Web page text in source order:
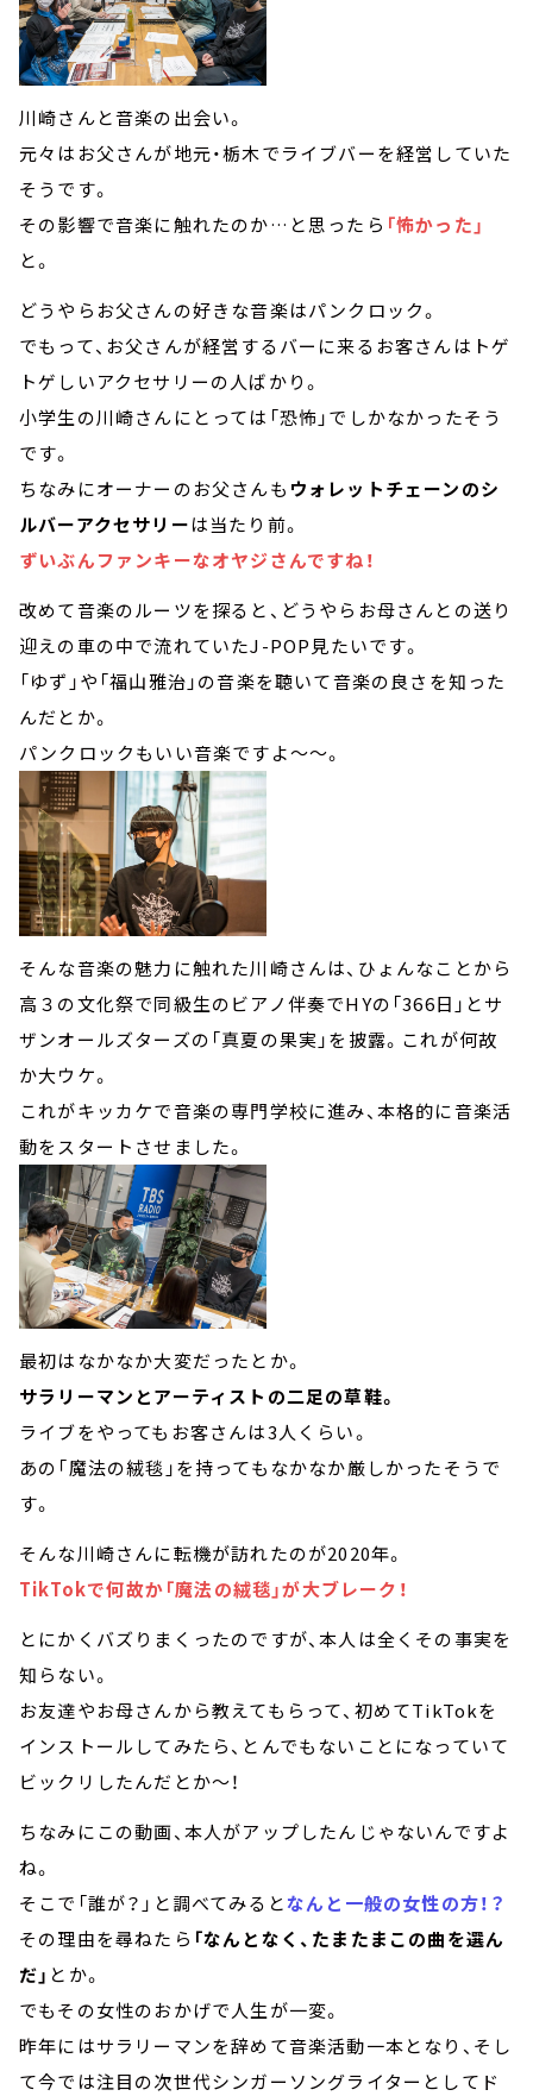
川崎さんと音楽の出会い。
元々はお父さんが地元・栃木でライブバーを経営していた
そうです。
その影響で音楽に触れたのか…と思ったら 「怖かった」
と。
どうやらお父さんの好きな音楽はパンクロック。
でもって、お父さんが経営するバーに来るお客さんはトゲ
トゲしいアクセサリーの人ばかり。
小学生の川崎さんにとっては「恐怖」でしかなかったそう
です。
ちなみにオーナーのお父さんも ウォレットチェーンのシ
ルバーアクセサリーは当たり前。
ずいぶんファンキーなオヤジさんですね！
改めて音楽のルーツを探ると、どうやらお母さんとの送り
迎えの車の中で流れていたJ-POP見たいです。
「ゆず」や「福山雅治」の音楽を聴いて音楽の良さを知った
んだとか。
パンクロックもいい音楽ですよ～～。
そんな音楽の魅力に触れた川崎さんは、ひょんなことから
高３の文化祭で同級生のビアノ伴奏でHYの「366日」とサ
ザンオールズターズの「真夏の果実」を披露。これが何故
か大ウケ。
これがキッカケで音楽の専門学校に進み、本格的に音楽活
動をスタートさせました。
最初はなかなか大変だったとか。
サラリーマンとアーティストの二足の草鞋。
ライブをやってもお客さんは3人くらい。
あの「魔法の絨毯」を持ってもなかなか厳しかったそうで
す。
そんな川崎さんに転機が訪れたのが2020年。
TikTokで何故か「魔法の絨毯」が大ブレーク！
とにかく バズりまくったのですが、本人は全くその事実を
知らない。
お友達やお母さんから教えてもらって、初めてTikTokを
インストールしてみたら、とんでもないことになっていて
ビックリしたんだとか～！
ちなみにこの動画、本人がアップしたんじゃないんですよ
ね。
そこで「誰が？」と調べてみるとなんと一般の女性の方！？
その理由を尋ねたら 「なんとなく、たまたまこの曲を選ん
だ」 とか。
でもその女性のおかげで人生が一変。
昨年にはサラリーマンを辞めて音楽活動一本となり、そし
て今では注目の次世代シンガーソングライターとしてド